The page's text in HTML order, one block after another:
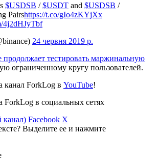
$USDSB /$USDT and $USDSB /
Pairshttps://t.co/gIo4zKYjXx
4j2dHJyTbf
24 червня 2019 р.
продолжает тестировать маржинальную
ограниченному кругу пользователей.
канал ForkLog в YouTube!
ForkLog в социальных сетях
канал) Facebook X
Выделите ее и нажмите